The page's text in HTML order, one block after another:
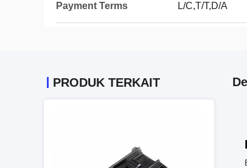
Payment Terms L/C,T/T,D/A
PRODUK TERKAIT